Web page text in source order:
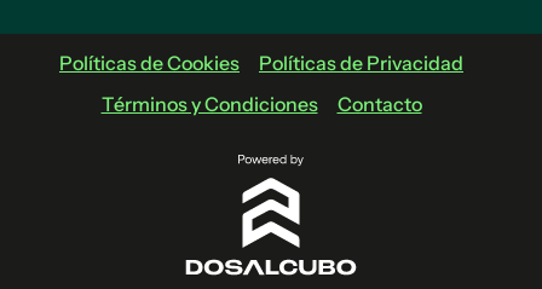
Políticas de Cookies
Políticas de Privacidad
Términos y Condiciones
Contacto